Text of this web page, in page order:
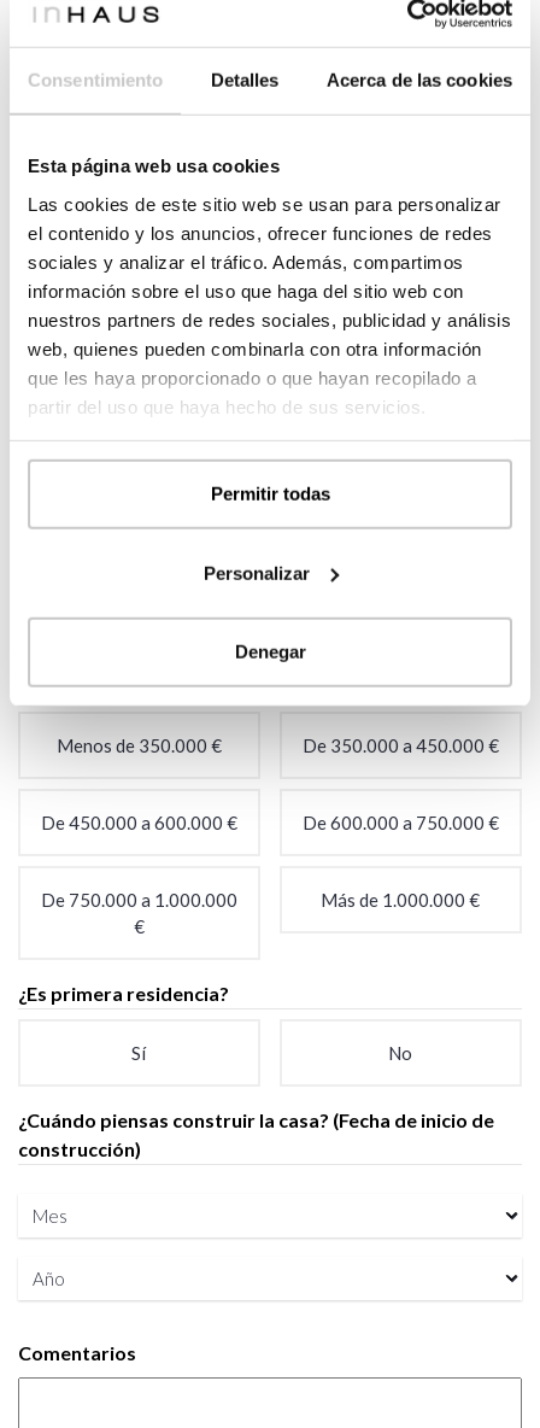
Consentimiento Detalles Acerca de las cookies
Esta página web usa cookies
Las cookies de este sitio web se usan para personalizar
el contenido y los anuncios, ofrecer funciones de redes
sociales y analizar el tráfico. Además, compartimos
información sobre el uso que haga del sitio web con
nuestros partners de redes sociales, publicidad y análisis
web, quienes pueden combinarla con otra información
que les haya proporcionado o que hayan recopilado a
partir del uso que haya hecho de sus servicios.
Permitir todas
Personalizar
Denegar
Dormitorios *
Plantas
1 2
3 Más de 3
¿Tienes ya el terrero? *
terreno
terreno
¿Tienes un presupuesto aproximado? *
Menos de 350.000 € De 350.000 a 450.000 €
De 450.000 a 600.000 € De 600.000 a 750.000 €
De 750.000 a 1.000.000
€
Más de 1.000.000 €
¿Es primera residencia?
Sí No
¿Cuándo piensas construir la casa? (Fecha de inicio de
construcción)
Mes
Año
Comentarios